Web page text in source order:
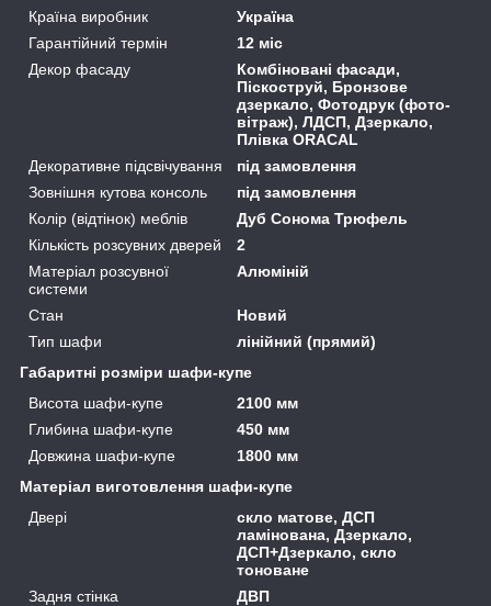
Країна виробник
Україна
Гарантійний термін
12 міс
Декор фасаду
Комбіновані фасади,
Піскоструй, Бронзове
дзеркало, Фотодрук (фото-
вітраж), ЛДСП, Дзеркало,
Плівка ORACAL
Декоративне підсвічування
під замовлення
Зовнішня кутова консоль
під замовлення
Колір (відтінок) меблів
Дуб Сонома Трюфель
Кількість розсувних дверей
2
Матеріал розсувної
системи
Алюміній
Стан
Новий
Тип шафи
лінійний (прямий)
Габаритні розміри шафи-купе
Висота шафи-купе
2100 мм
Глибина шафи-купе
450 мм
Довжина шафи-купе
1800 мм
Матеріал виготовлення шафи-купе
Двері
скло матове, ДСП
ламінована, Дзеркало,
ДСП+Дзеркало, скло
тоноване
Задня стінка
ДВП